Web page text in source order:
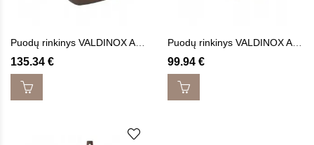
135.34 € 99.94 €